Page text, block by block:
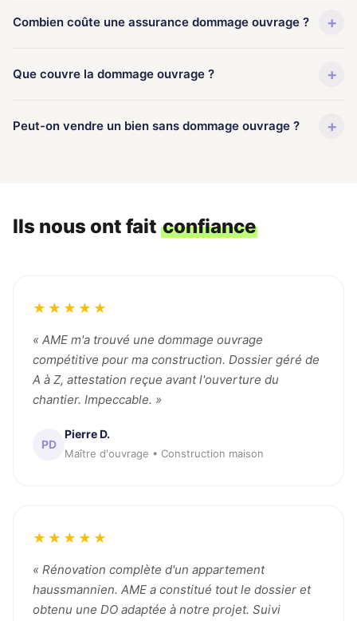
Combien coûte une assurance dommage ouvrage ? +
Que couvre la dommage ouvrage ? +
Peut-on vendre un bien sans dommage ouvrage ? +
Ils nous ont fait confiance
★★★★★
« AME m'a trouvé une dommage ouvrage
compétitive pour ma construction. Dossier géré de
A à Z, attestation reçue avant l'ouverture du
chantier. Impeccable. »
PD
Pierre D.
Maître d'ouvrage • Construction maison
★★★★★
« Rénovation complète d'un appartement
haussmannien. AME a constitué tout le dossier et
obtenu une DO adaptée à notre projet. Suivi